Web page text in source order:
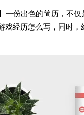
一份出色的简历，不
戏经历怎么写，同时